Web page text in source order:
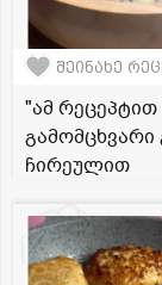
შეინახე
"ამ
ჩირეულით